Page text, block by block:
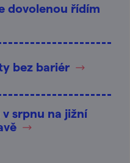
dovolenou řídím
bez bariér
v srpnu na jižní